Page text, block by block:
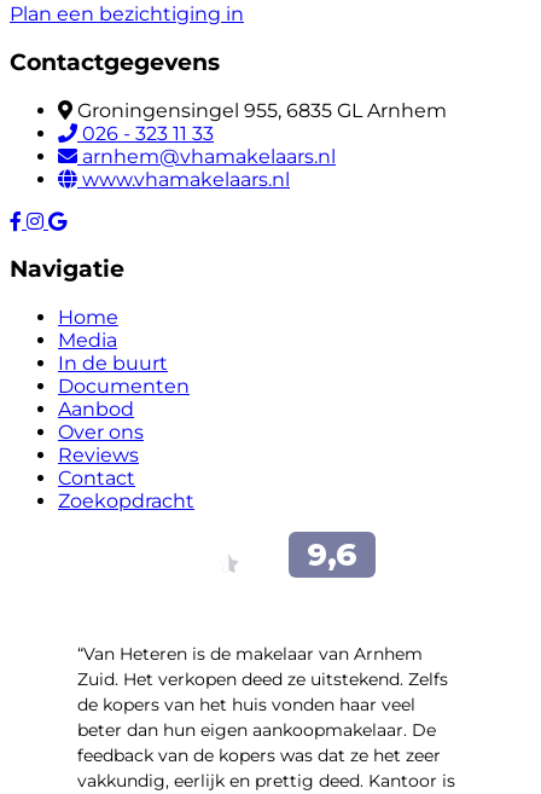
Plan een bezichtiging in
Contactgegevens
Groningensingel 955, 6835 GL Arnhem
026 - 323 11 33
arnhem@vhamakelaars.nl
www.vhamakelaars.nl
Navigatie
Home
Media
In de buurt
Documenten
Aanbod
Over ons
Reviews
Contact
Zoekopdracht
“Van Heteren is de makelaar van Arnhem
Zuid. Het verkopen deed ze uitstekend. Zelfs
de kopers van het huis vonden haar veel
beter dan hun eigen aankoopmakelaar. De
feedback van de kopers was dat ze het zeer
vakkundig, eerlijk en prettig deed. Kantoor is